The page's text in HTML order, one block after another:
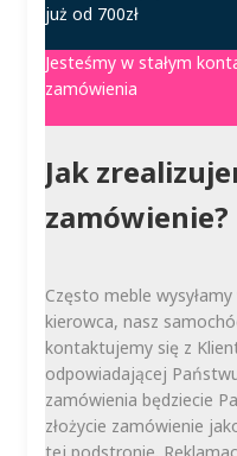
już od 700zł
Jesteśmy w stałym
zamówienia
Jak
zamówienie?
Często meble
kierowca, nasz
kontaktujemy się z
odpowiadającej
zamówienia będziecie
złożycie zamówienie